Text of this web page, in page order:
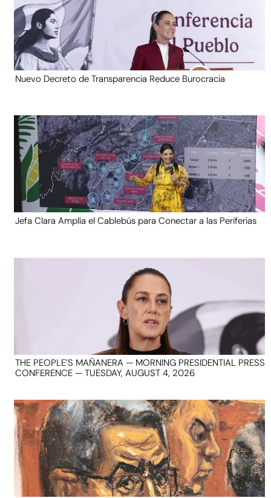
Nuevo Decreto de Transparencia Reduce Burocracia
Jefa Clara Amplía el Cablebús para Conectar a las Periferias
THE PEOPLE’S MAÑANERA — MORNING PRESIDENTIAL PRESS
CONFERENCE — TUESDAY, AUGUST 4, 2026